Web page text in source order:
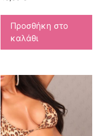
Προσθήκη στο
καλάθι